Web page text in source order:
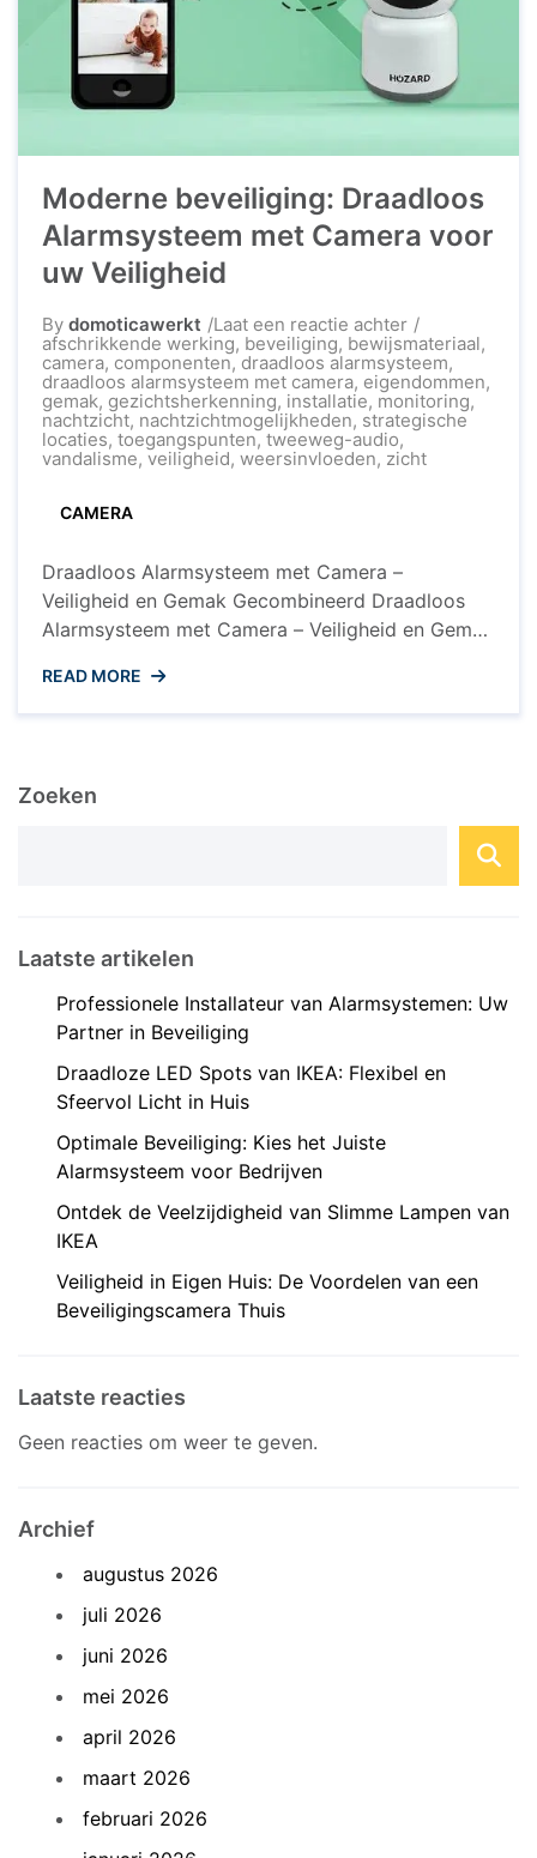
Moderne beveiliging: Draadloos
Alarmsysteem met Camera voor
uw Veiligheid
By domoticawerkt Laat een reactie achterop
Moderne
beveiliging:
Draadloos
Alarmsysteem
met
Camera
voor
afschrikkende werking, beveiliging, bewijsmateriaal,
camera, componenten, draadloos alarmsysteem,
draadloos alarmsysteem met camera, eigendommen,
gemak, gezichtsherkenning, installatie, monitoring,
nachtzicht, nachtzichtmogelijkheden, strategische
locaties, toegangspunten, tweeweg-audio,
vandalisme, veiligheid, weersinvloeden, zicht
CAMERA
Draadloos Alarmsysteem met Camera –
Veiligheid en Gemak Gecombineerd Draadloos
Alarmsysteem met Camera – Veiligheid en Gemak
camera is een moderne en effectieve manier om
uw huis of bedrijf te beveiligen. Met de opkomst
op ...
READ MORE
Zoeken
Laatste artikelen
Professionele Installateur van Alarmsystemen: Uw
Partner in Beveiliging
Draadloze LED Spots van IKEA: Flexibel en
Sfeervol Licht in Huis
Optimale Beveiliging: Kies het Juiste
Alarmsysteem voor Bedrijven
Ontdek de Veelzijdigheid van Slimme Lampen van
IKEA
Veiligheid in Eigen Huis: De Voordelen van een
Beveiligingscamera Thuis
Laatste reacties
Geen reacties om weer te geven.
Archief
augustus 2026
juli 2026
juni 2026
mei 2026
april 2026
maart 2026
februari 2026